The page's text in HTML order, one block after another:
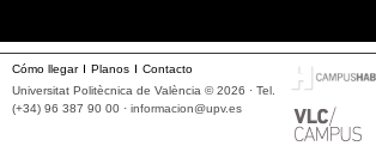
Cómo llegar Planos
Contacto
Universitat Politècnica de València © 2026 · Tel.
(+34) 96 387 90 00 · informacion@upv.es